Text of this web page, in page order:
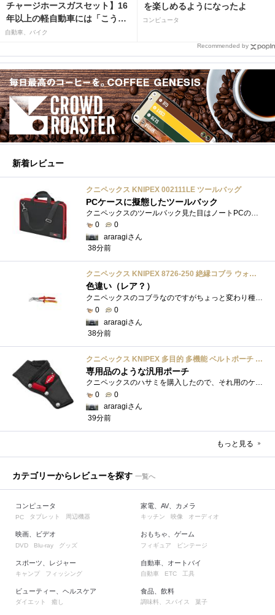
チャージホースガスセット】16
年以上の軽自動車には「こうか
はばつぐんだ」が…
自動車、バイク
を楽しめるようになったよ
コンピュータ
Recommended by
新着レビュー
クニペックス KNIPEX 002111LE ツールバッグ
PCケースに擬態したツールバック
0
0
araragiさん
38分前
クニペックス KNIPEX 8726-250 絶縁コブラ ウォーターポンププライヤー 1000V
色違い（レア？）
クニペックスのコブラなのですがちょっと変わり種の電気工事用の絶縁コブラになります。グリップ部分が絶縁仕様になっているだけで普通の用�...
0
0
araragiさん
38分前
クニペックス KNIPEX 多目的 多機能 ベルトポーチ 001975LE
専用品のような汎用ポーチ
クニペックスのハサミを購入したので、それ用のケースも一緒に購入しました。専用品というわけじゃないけどジャストフィットでぴったりです。
0
0
araragiさん
39分前
もっと見る
カテゴリーからレビューを探す 一覧へ
コンピュータ
PC タブレット 周辺機器
映画、ビデオ
DVD Blu-ray グッズ
スポーツ、レジャー
キャンプ フィッシング
ビューティー、ヘルスケア
ダイエット 癒し
家電、AV、カメラ
キッチン 映像 オーディオ
おもちゃ、ゲーム
フィギュア ビンテージ
自動車、オートバイ
自動車 ETC 工具
食品、飲料
調味料、スパイス 菓子